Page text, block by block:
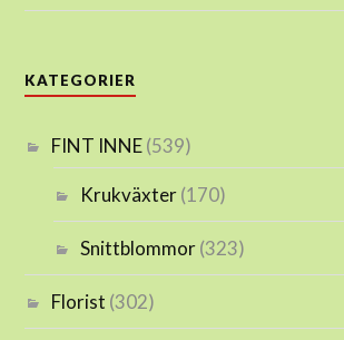
KATEGORIER
FINT INNE(539)
Krukväxter(170)
Snittblommor(323)
Florist (302)